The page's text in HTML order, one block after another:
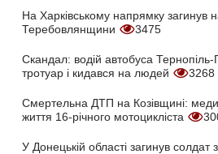
На Харківському напрямку загинув
Теребовлянщини
3475
Скандал: водій автобуса Тернопіль-
тротуар і кидався на людей
3268
Смертельна ДТП на Козівщині:
життя 16-річного мотоцикліста
У Донецькій області загинув